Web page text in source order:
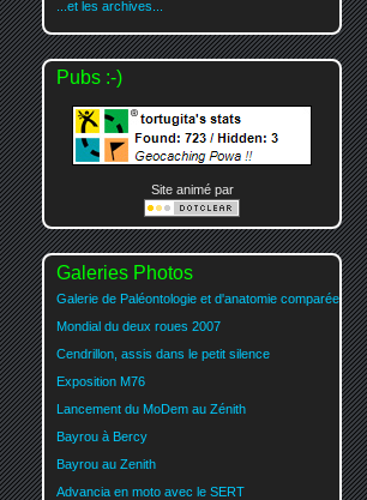
...et les archives...
Pubs :-)
Site animé par
Galeries Photos
Galerie de Paléontologie et d'anatomie comparée
Mondial du deux roues 2007
Cendrillon, assis dans le petit silence
Exposition M76
Lancement du MoDem au Zénith
Bayrou à Bercy
Bayrou au Zenith
Advancia en moto avec le SERT